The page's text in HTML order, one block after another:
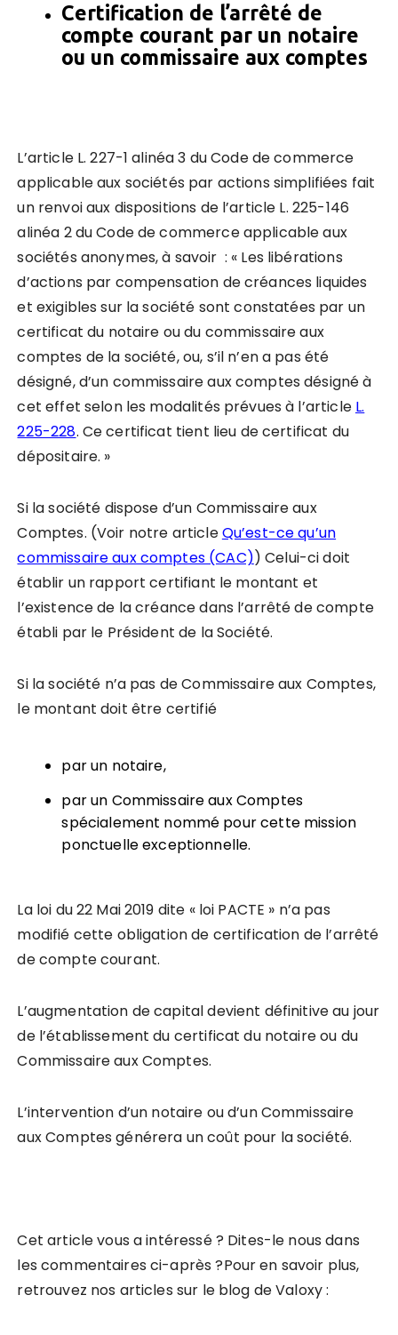
Certification de l’arrêté de
compte courant par un notaire
ou un commissaire aux comptes
L’article L. 227-1 alinéa 3 du Code de commerce
applicable aux sociétés par actions simplifiées fait
un renvoi aux dispositions de l’article L. 225-146
alinéa 2 du Code de commerce applicable aux
sociétés anonymes, à savoir : « Les libérations
d’actions par compensation de créances liquides
et exigibles sur la société sont constatées par un
certificat du notaire ou du commissaire aux
comptes de la société, ou, s’il n’en a pas été
désigné, d’un commissaire aux comptes désigné à
cet effet selon les modalités prévues à l’article L.
225-228. Ce certificat tient lieu de certificat du
dépositaire. »
Si la société dispose d’un Commissaire aux
Comptes. (Voir notre articleQu’est-ce qu’un
commissaire aux comptes (CAC)) Celui-ci doit
établir un rapport certifiant le montant et
l’existence de la créance dans l’arrêté de compte
établi par le Président de la Société.
Si la société n’a pas de Commissaire aux Comptes,
le montant doit être certifié
par un notaire,
par un Commissaire aux Comptes
spécialement nommé pour cette mission
ponctuelle exceptionnelle.
La loi du 22 Mai 2019 dite « loi PACTE » n’a pas
modifié cette obligation de certification de l’arrêté
de compte courant.
L’augmentation de capital devient définitive au jour
de l’établissement du certificat du notaire ou du
Commissaire aux Comptes.
L’intervention d’un notaire ou d’un Commissaire
aux Comptes générera un coût pour la société.
Cet article vous a intéressé ? Dites-le nous dans
les commentaires ci-après ?Pour en savoir plus,
retrouvez nos articles sur le blog de Valoxy :